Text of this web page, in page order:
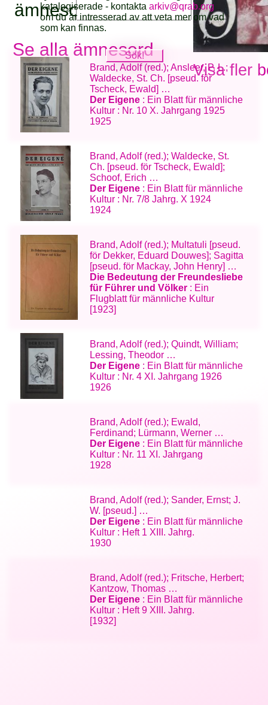
ämnesord:
Se alla ämnesord
Visa fler
katalogiserade - kontaktaarkiv@qrab.org
om du är intresserad av att veta mer om vad
som kan finnas.
Brand, Adolf (red.); Ansleer, P. L.;
Waldecke, St. Ch. [pseud. för
Tscheck, Ewald] …
Der Eigene : Ein Blatt für männliche
Kultur : Nr. 10 X. Jahrgang 1925
1925
Brand, Adolf (red.); Waldecke, St.
Ch. [pseud. för Tscheck, Ewald];
Schoof, Erich …
Der Eigene : Ein Blatt für männliche
Kultur : Nr. 7/8 Jahrg. X 1924
1924
Brand, Adolf (red.); Multatuli [pseud.
för Dekker, Eduard Douwes]; Sagitta
[pseud. för Mackay, John Henry] …
Die Bedeutung der Freundesliebe
für Führer und Völker : Ein
Flugblatt für männliche Kultur
[1923]
Brand, Adolf (red.); Quindt, William;
Lessing, Theodor …
Der Eigene : Ein Blatt für männliche
Kultur : Nr. 4 XI. Jahrgang 1926
1926
Brand, Adolf (red.); Ewald,
Ferdinand; Lürmann, Werner …
Der Eigene : Ein Blatt für männliche
Kultur : Nr. 11 XI. Jahrgang
1928
Brand, Adolf (red.); Sander, Ernst; J.
W. [pseud.] …
Der Eigene : Ein Blatt für männliche
Kultur : Heft 1 XIII. Jahrg.
1930
Brand, Adolf (red.); Fritsche, Herbert;
Kantzow, Thomas …
Der Eigene : Ein Blatt für männliche
Kultur : Heft 9 XIII. Jahrg.
[1932]